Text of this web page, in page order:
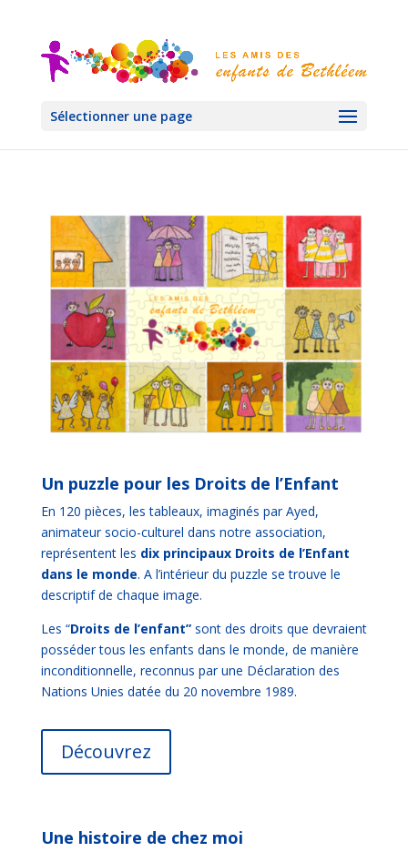
Sélectionner une page
Un puzzle pour les Droits de l’Enfant
En 120 pièces, les tableaux, imaginés par Ayed,
animateur socio-culturel dans notre association,
représentent les dix principaux Droits de l’Enfant
dans le monde. A l’intérieur du puzzle se trouve le
descriptif de chaque image.
Les “Droits de l’enfant”sont des droits que devraient
posséder tous les enfants dans le monde, de manière
inconditionnelle, reconnus par une Déclaration des
Nations Unies datée du 20 novembre 1989.
Découvrez
Une histoire de chez moi